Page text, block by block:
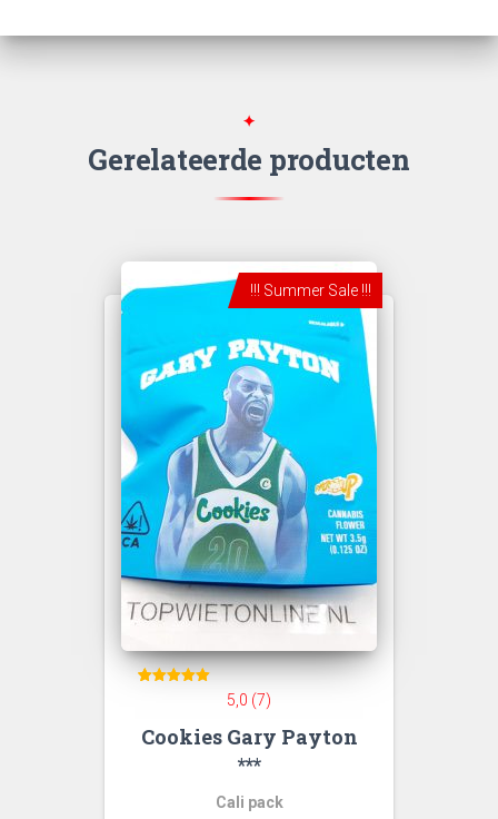
Gerelateerde producten
!!! Summer Sale !!!
gebaseerd
opklant
5,0 (7)
Cookies Gary Payton
***
Cali pack